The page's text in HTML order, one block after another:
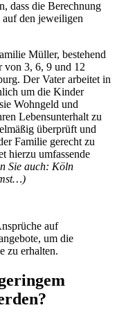
dass die Berechnung
den jeweiligen
Müller, bestehend
von 3, 6, 9 und 12
Der Vater arbeitet in
um die Kinder
Wohngeld und
Lebensunterhalt zu
überprüft und
Familie gerecht zu
hierzu umfassende
Sie auch: Köln
auf
um die
zu erhalten.